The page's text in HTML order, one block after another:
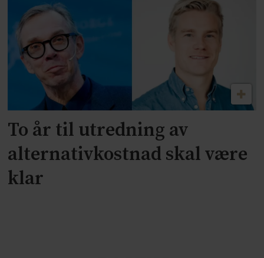
To år til utredning av
alternativkostnad skal være
klar